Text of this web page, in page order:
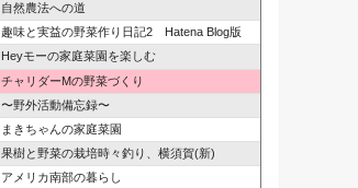
自然農法への道
趣味と実益の野菜作り日記2 Hatena Blog版
Heyモーの家庭菜園を楽しむ
チャリダーMの野菜づくり
〜野外活動備忘録〜
まきちゃんの家庭菜園
果樹と野菜の栽培時々釣り、横須賀(新)
アメリカ南部の暮らし